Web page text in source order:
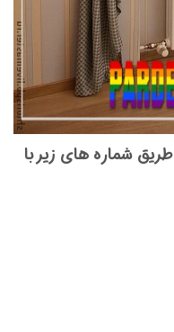
شماره های زیر با